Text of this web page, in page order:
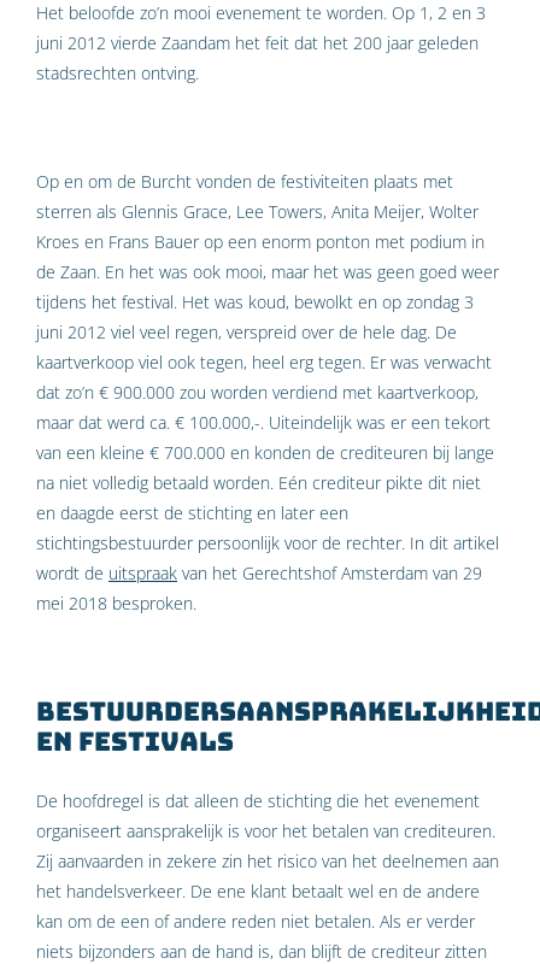
Het beloofde zo’n mooi evenement te worden. Op 1, 2 en 3
juni 2012 vierde Zaandam het feit dat het 200 jaar geleden
stadsrechten ontving.
Op en om de Burcht vonden de festiviteiten plaats met
sterren als Glennis Grace, Lee Towers, Anita Meijer, Wolter
Kroes en Frans Bauer op een enorm ponton met podium in
de Zaan. En het was ook mooi, maar het was geen goed weer
tijdens het festival. Het was koud, bewolkt en op zondag 3
juni 2012 viel veel regen, verspreid over de hele dag. De
kaartverkoop viel ook tegen, heel erg tegen. Er was verwacht
dat zo’n € 900.000 zou worden verdiend met kaartverkoop,
maar dat werd ca. € 100.000,-. Uiteindelijk was er een tekort
van een kleine € 700.000 en konden de crediteuren bij lange
na niet volledig betaald worden. Eén crediteur pikte dit niet
en daagde eerst de stichting en later een
stichtingsbestuurder persoonlijk voor de rechter. In dit artikel
wordt de uitspraak van het Gerechtshof Amsterdam van 29
mei 2018 besproken.
Bestuurdersaansprakelijkheid
en festivals
De hoofdregel is dat alleen de stichting die het evenement
organiseert aansprakelijk is voor het betalen van crediteuren.
Zij aanvaarden in zekere zin het risico van het deelnemen aan
het handelsverkeer. De ene klant betaalt wel en de andere
kan om de een of andere reden niet betalen. Als er verder
niets bijzonders aan de hand is, dan blijft de crediteur zitten